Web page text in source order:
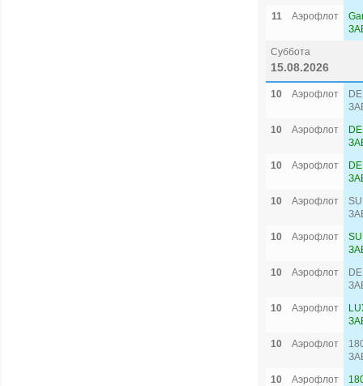
11
Аэрофлот
Суббота
15.08.2026
10 Аэрофлот
10
Аэрофлот
10
Аэрофлот
10
Аэрофлот
10
Аэрофлот
10
Аэрофлот
10
Аэрофлот
10
Аэрофлот
10
Аэрофлот